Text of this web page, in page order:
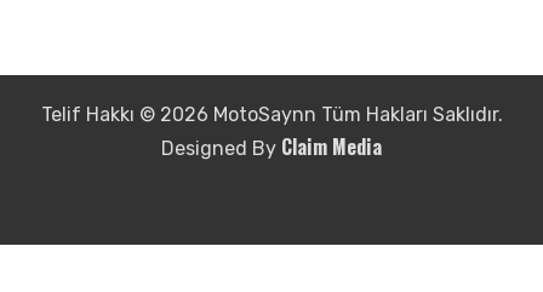
Telif Hakkı © 2026 MotoSaynn Tüm Hakları Saklıdır.
Designed By Claim Media